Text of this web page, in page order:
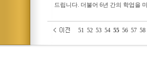
드립니다. 더불어 6년 간의 학업을
51 52 53 54 55 56 57 58